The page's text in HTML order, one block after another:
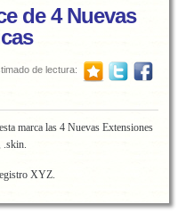
de 4 Nuevas
de lectura:
marca las 4 Nuevas Extensiones
.skin.
XYZ.